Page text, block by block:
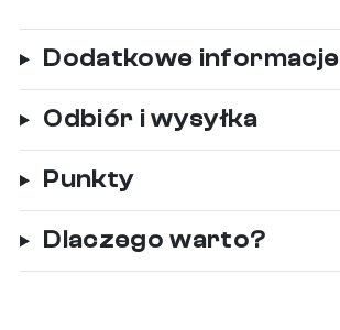
Dodatkowe informacje
Odbiór i wysyłka
Punkty
Dlaczego warto?